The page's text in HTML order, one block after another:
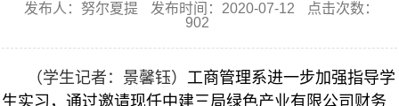
发布人：努尔夏提 发布时间：2020-07-12
点击次数：
902
（学生记者：景馨钰） 工商管理系进一步加强指导学
生实习，通过邀请现任中建三局绿色产业有限公司财务